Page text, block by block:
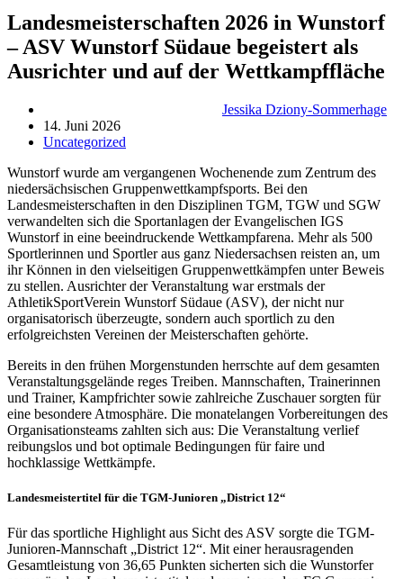
Landesmeisterschaften 2026 in Wunstorf
– ASV Wunstorf Südaue begeistert als
Ausrichter und auf der Wettkampffläche
Jessika Dziony-Sommerhage
14. Juni 2026
Uncategorized
Wunstorf wurde am vergangenen Wochenende zum Zentrum des
niedersächsischen Gruppenwettkampfsports. Bei den
Landesmeisterschaften in den Disziplinen TGM, TGW und SGW
verwandelten sich die Sportanlagen der Evangelischen IGS
Wunstorf in eine beeindruckende Wettkampfarena. Mehr als 500
Sportlerinnen und Sportler aus ganz Niedersachsen reisten an, um
ihr Können in den vielseitigen Gruppenwettkämpfen unter Beweis
zu stellen. Ausrichter der Veranstaltung war erstmals der
AthletikSportVerein Wunstorf Südaue (ASV), der nicht nur
organisatorisch überzeugte, sondern auch sportlich zu den
erfolgreichsten Vereinen der Meisterschaften gehörte.
Bereits in den frühen Morgenstunden herrschte auf dem gesamten
Veranstaltungsgelände reges Treiben. Mannschaften, Trainerinnen
und Trainer, Kampfrichter sowie zahlreiche Zuschauer sorgten für
eine besondere Atmosphäre. Die monatelangen Vorbereitungen des
Organisationsteams zahlten sich aus: Die Veranstaltung verlief
reibungslos und bot optimale Bedingungen für faire und
hochklassige Wettkämpfe.
Landesmeistertitel für die TGM-Junioren „District 12“
Für das sportliche Highlight aus Sicht des ASV sorgte die TGM-
Junioren-Mannschaft „District 12“. Mit einer herausragenden
Gesamtleistung von 36,65 Punkten sicherten sich die Wunstorfer